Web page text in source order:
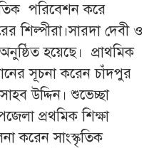
পরিবেশন করে
শিল্পীরা।সারদা দেবী ও
হয়েছে। প্রাথমিক
সূচনা করেন চাঁদপুর
উদ্দিন। শুভেচ্ছা
প্রথমিক শিক্ষা
করেন সাংস্কৃতিক